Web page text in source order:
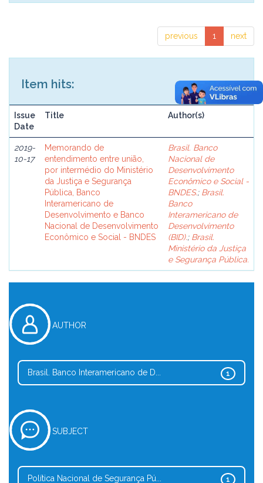
previous 1 next
Item hits:
Issue
Date
Title Author(s)
2019-
10-17
Memorando de
entendimento entre união,
por intermédio do Ministério
da Justiça e Segurança
Pública, Banco
Interamericano de
Desenvolvimento e Banco
Nacional de Desenvolvimento
Econômico e Social - BNDES
Brasil. Banco
Nacional de
Desenvolvimento
Econômico e Social -
BNDES.; Brasil.
Banco
Interamericano de
Desenvolvimento
(BID).; Brasil.
Ministério da Justiça
e Segurança Pública.
AUTHOR
1
Brasil. Banco Interamericano de D...
SUBJECT
1
Política Nacional de Segurança Pú...